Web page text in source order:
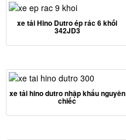
xe tải Hino Dutro ép rác 6 khối
342JD3
xe tải hino dutro nhập khẩu nguyên
chiếc